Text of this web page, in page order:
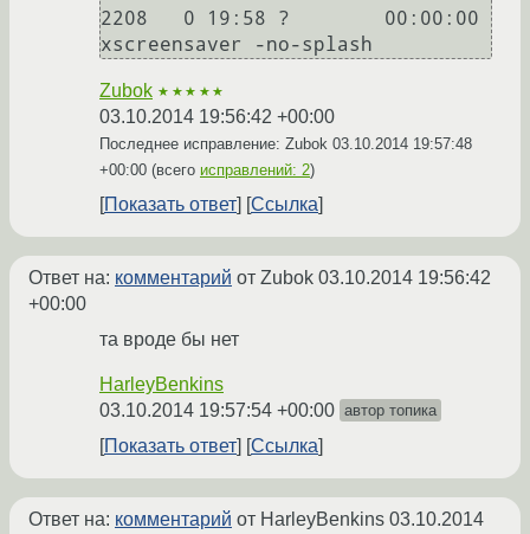
2208   0 19:58 ?        00:00:00
Zubok ★★★★★
03.10.2014 19:56:42 +00:00
Последнее исправление: Zubok 03.10.2014 19:57:48
+00:00 (всего исправлений: 2)
Показать ответ Ссылка
Ответ на: комментарий от Zubok 03.10.2014 19:56:42
+00:00
та вроде бы нет
HarleyBenkins
03.10.2014 19:57:54 +00:00 автор топика
Показать ответ Ссылка
Ответ на: комментарий от HarleyBenkins 03.10.2014